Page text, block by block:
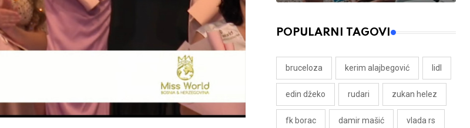
POPULARNI TAGOVI
bruceloza kerim alajbegović lidl
edin džeko rudari zukan helez
fk borac damir mašić vlada rs